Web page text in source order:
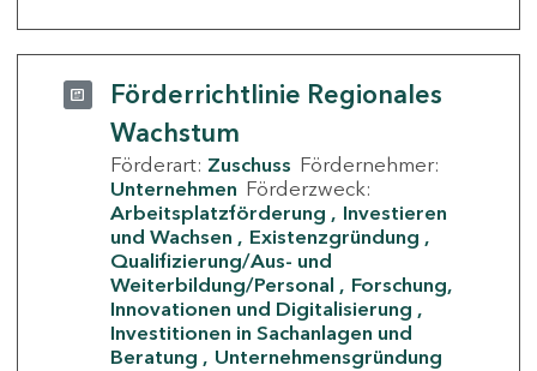
Förderrichtlinie Regionales
Wachstum
Förderart: Zuschuss Fördernehmer:
Unternehmen Förderzweck:
Arbeitsplatzförderung
Investieren
und Wachsen
Existenzgründung
Qualifizierung/Aus- und
Weiterbildung/Personal
Forschung,
Innovationen und Digitalisierung
Investitionen in Sachanlagen und
Beratung
Unternehmensgründung